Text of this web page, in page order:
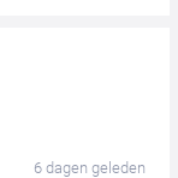
6 dagen geleden